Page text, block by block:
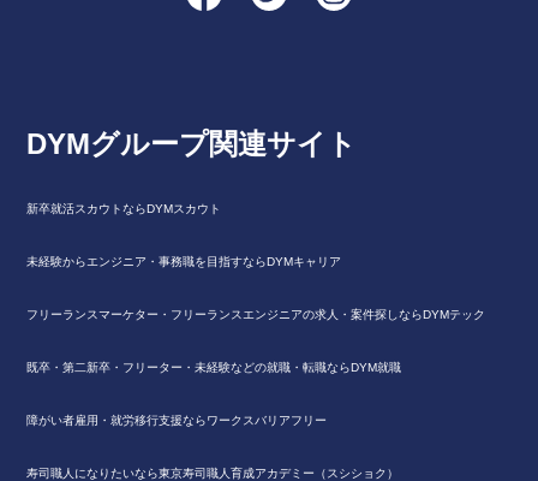
DYMグループ関連サイト
新卒就活スカウトならDYMスカウト
未経験からエンジニア・事務職を目指すならDYMキャリア
フリーランスマーケター・フリーランスエンジニアの求人・案件探しならDYMテック
既卒・第二新卒・フリーター・未経験などの就職・転職ならDYM就職
障がい者雇用・就労移行支援ならワークスバリアフリー
寿司職人になりたいなら東京寿司職人育成アカデミー（スシショク）